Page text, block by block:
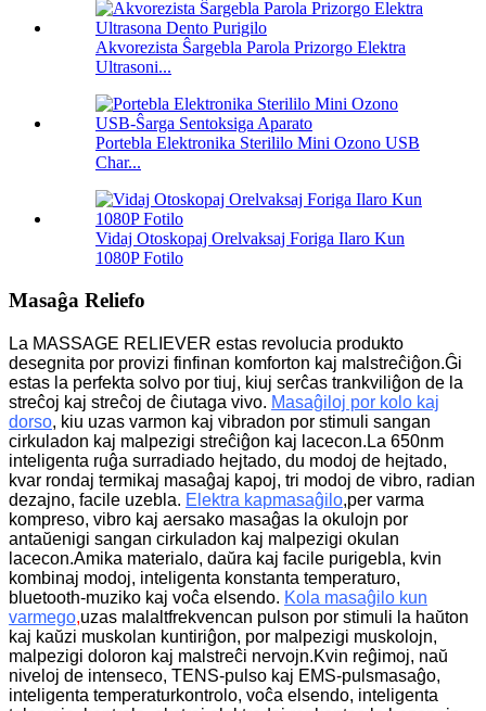
Akvorezista Ŝargebla Parola Prizorgo Elektra
Ultrasoni...
Portebla Elektronika Sterililo Mini Ozono USB
Char...
Vidaj Otoskopaj Orelvaksaj Foriga Ilaro Kun
1080P Fotilo
Masaĝa Reliefo
La MASSAGE RELIEVER estas revolucia produkto
desegnita por provizi finfinan komforton kaj malstreĉiĝon.Ĝi
estas la perfekta solvo por tiuj, kiuj serĉas trankviliĝon de la
streĉoj kaj streĉoj de ĉiutaga vivo. Masaĝiloj por kolo kaj
dorso, kiu uzas varmon kaj vibradon por stimuli sangan
cirkuladon kaj malpezigi streĉiĝon kaj lacecon.La 650nm
inteligenta ruĝa surradiado hejtado, du modoj de hejtado,
kvar rondaj termikaj masaĝaj kapoj, tri modoj de vibro, radian
dezajno, facile uzebla. Elektra kapmasaĝilo,per varma
kompreso, vibro kaj aersako masaĝas la okulojn por
antaŭenigi sangan cirkuladon kaj malpezigi okulan
lacecon.Amika materialo, daŭra kaj facile purigebla, kvin
kombinaj modoj, inteligenta konstanta temperaturo,
bluetooth-muziko kaj voĉa elsendo. Kola masaĝilo kun
varmego,uzas malaltfrekvencan pulson por stimuli la haŭton
kaj kaŭzi muskolan kuntiriĝon, por malpezigi muskolojn,
malpezigi doloron kaj malstreĉi nervojn.Kvin reĝimoj, naŭ
niveloj de intenseco, TENS-pulso kaj EMS-pulsmasaĝo,
inteligenta temperaturkontrolo, voĉa elsendo, inteligenta